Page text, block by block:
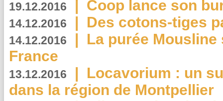
19.12.2016 | Coop lance son
14.12.2016 | Des cotons-tiges
14.12.2016 | La purée
France
13.12.2016 | Locavorium : un
dans la région de Montpellier